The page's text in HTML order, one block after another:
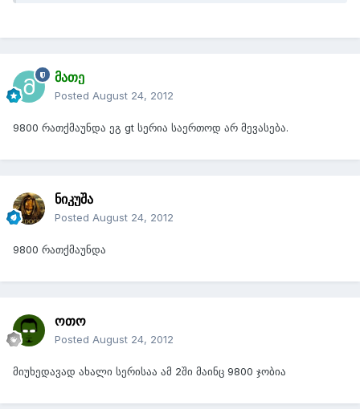
მათე
Posted August 24, 2012
9800 რათქმაუნდა ეგ gt სერია საერთოდ არ მევასება.
ნიკუშა
Posted August 24, 2012
9800 რათქმაუნდა
ოთო
Posted August 24, 2012
მიუხედავად ახალი სერისაა ამ 2ში მაინც 9800 ჯობია